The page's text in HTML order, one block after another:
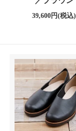
39,600円(税込)